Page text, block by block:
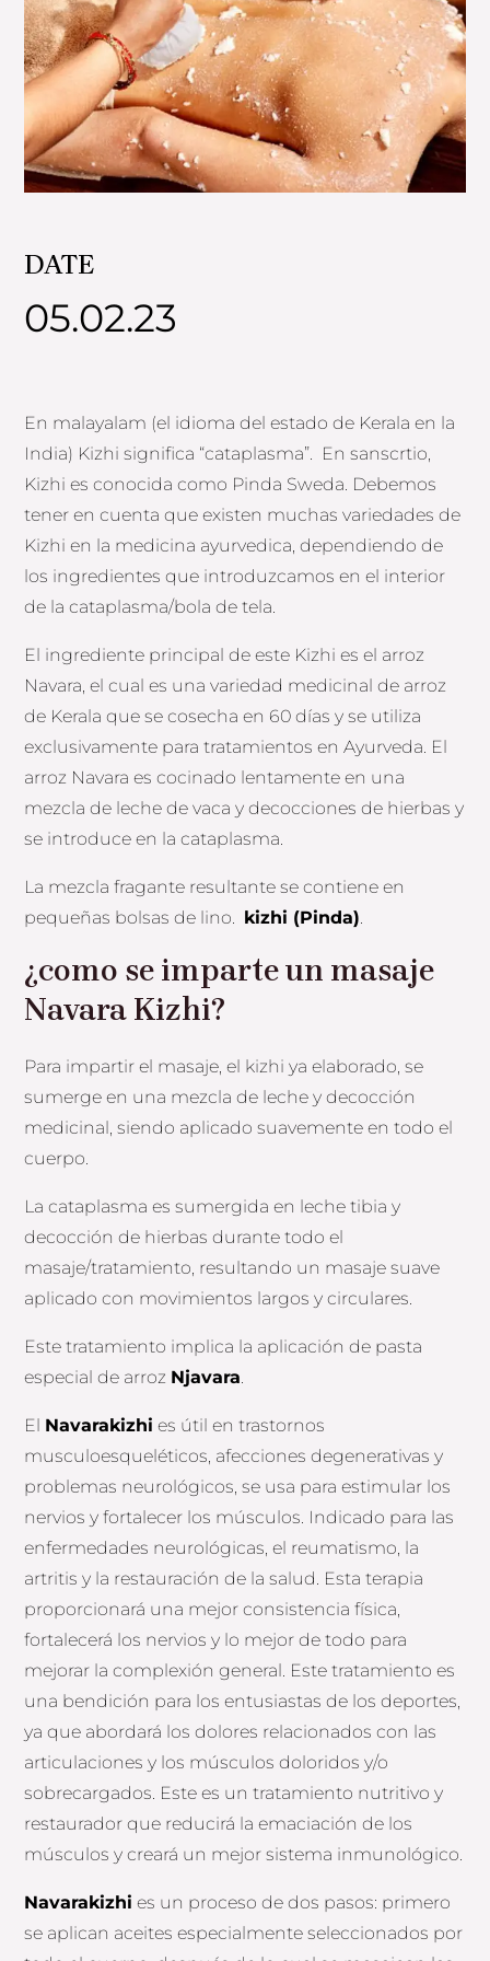
DATE
05.02.23
En malayalam (el idioma del estado de Kerala en la
India) Kizhi significa “cataplasma”. En sanscrtio,
Kizhi es conocida como Pinda Sweda. Debemos
tener en cuenta que existen muchas variedades de
Kizhi en la medicina ayurvedica, dependiendo de
los ingredientes que introduzcamos en el interior
de la cataplasma/bola de tela.
El ingrediente principal de este Kizhi es el arroz
Navara, el cual es una variedad medicinal de arroz
de Kerala que se cosecha en 60 días y se utiliza
exclusivamente para tratamientos en Ayurveda. El
arroz Navara es cocinado lentamente en una
mezcla de leche de vaca y decocciones de hierbas y
se introduce en la cataplasma.
La mezcla fragante resultante se contiene en
pequeñas bolsas de lino. kizhi (Pinda).
¿como se imparte un masaje
Navara Kizhi?
Para impartir el masaje, el kizhi ya elaborado, se
sumerge en una mezcla de leche y decocción
medicinal, siendo aplicado suavemente en todo el
cuerpo.
La cataplasma es sumergida en leche tibia y
decocción de hierbas durante todo el
masaje/tratamiento, resultando un masaje suave
aplicado con movimientos largos y circulares.
Este tratamiento implica la aplicación de pasta
especial de arroz Njavara
El Navarakizhi es útil en trastornos
musculoesqueléticos, afecciones degenerativas y
problemas neurológicos, se usa para estimular los
nervios y fortalecer los músculos. Indicado para las
enfermedades neurológicas, el reumatismo, la
artritis y la restauración de la salud. Esta terapia
proporcionará una mejor consistencia física,
fortalecerá los nervios y lo mejor de todo para
mejorar la complexión general. Este tratamiento es
una bendición para los entusiastas de los deportes,
ya que abordará los dolores relacionados con las
articulaciones y los músculos doloridos y/o
sobrecargados. Este es un tratamiento nutritivo y
restaurador que reducirá la emaciación de los
músculos y creará un mejor sistema inmunológico.
Navarakizhi es un proceso de dos pasos: primero
se aplican aceites especialmente seleccionados por